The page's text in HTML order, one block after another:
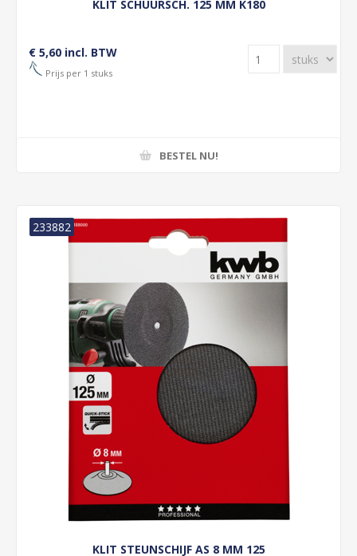
KLIT SCHUURSCH. 125 MM K180
€ 5,60 incl. BTW
Prijs per 1 stuks
BESTEL NU!
KLIT STEUNSCHIJF AS 8 MM 125
233882